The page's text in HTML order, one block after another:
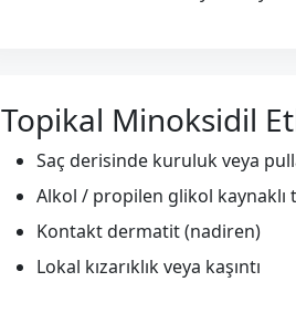
Topikal Minoksidil
Saç derisinde kuruluk veya
Alkol / propilen glikol kaynaklı
Kontakt dermatit (nadiren)
Lokal kızarıklık veya kaşıntı